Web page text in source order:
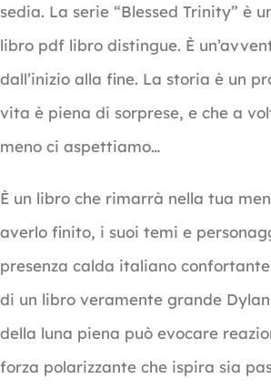
sedia. La serie “Blessed Trinity” è
libro pdf libro distingue. È
dall’inizio alla fine. La storia è un
vita è piena di sorprese, e che a
meno ci aspettiamo…
È un libro che rimarrà nella tua
averlo finito, i suoi temi e
presenza calda italiano
di un libro veramente grande
della luna piena può evocare
forza polarizzante che ispira sia